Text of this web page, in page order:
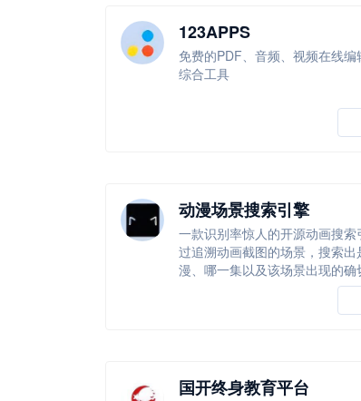
123APPS
免费的PDF、音频、视频在线编
综合工具
动漫场景搜索引擎
一款识别率惊人的开源动画搜索
过追溯动画截图的场景，搜索出
漫、哪一集以及该场景出现的确
国开终身教育平台